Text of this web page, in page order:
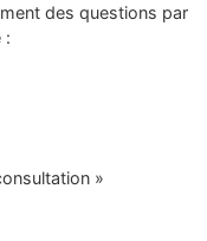
des questions par
:
»